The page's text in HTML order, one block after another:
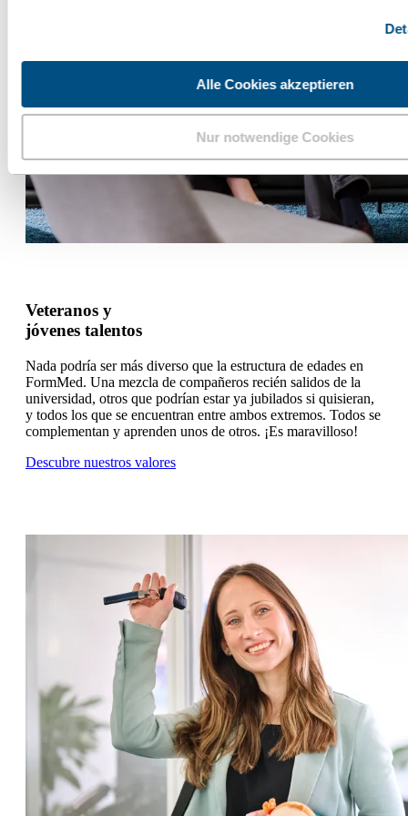
Alle Cookies akzeptieren
Nur notwendige Cookies
Veteranos y
jóvenes talentos
Nada podría ser más diverso que la estructura de edades en
FormMed. Una mezcla de compañeros recién salidos de la
universidad, otros que podrían estar ya jubilados si quisieran,
y todos los que se encuentran entre ambos extremos. Todos se
complementan y aprenden unos de otros. ¡Es maravilloso!
Descubre nuestros valores